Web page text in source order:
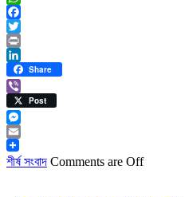
WhatsApp
Facebook
Twitter
Print
LinkedIn
Share
ViberPost
Messenger
Email
শীর্ষ সংবাদ Comments are Off